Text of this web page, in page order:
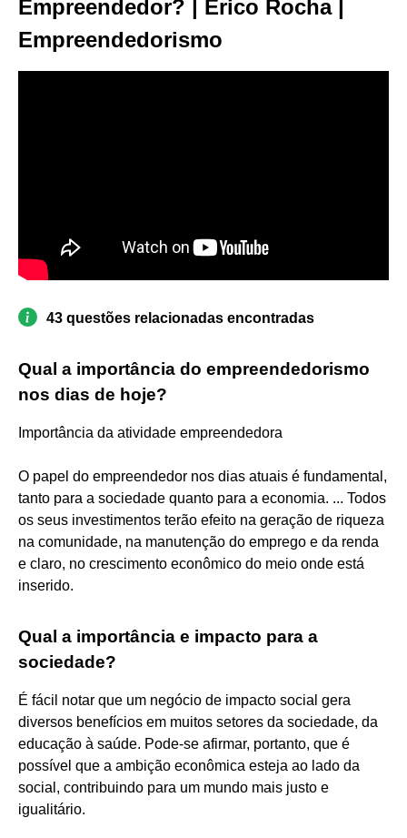
Empreendedor? | Erico Rocha |
Empreendedorismo
43 questões relacionadas encontradas
Qual a importância do empreendedorismo
nos dias de hoje?
Importância da atividade empreendedora
O papel do empreendedor nos dias atuais é fundamental,
tanto para a sociedade quanto para a economia. ... Todos
os seus investimentos terão efeito na geração de riqueza
na comunidade, na manutenção do emprego e da renda
e claro, no crescimento econômico do meio onde está
inserido.
Qual a importância e impacto para a
sociedade?
É fácil notar que um negócio de impacto social gera
diversos benefícios em muitos setores da sociedade, da
educação à saúde. Pode-se afirmar, portanto, que é
possível que a ambição econômica esteja ao lado da
social, contribuindo para um mundo mais justo e
igualitário.